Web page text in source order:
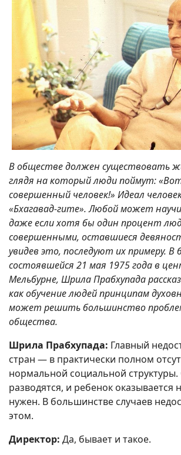
В обществе должен существовать
глядя на который люди поймут:
совершенный человек!» Идеал
«Бхагавад-гите». Любой может
даже если хотя бы один процент
совершенными, оставшиеся
увидев это, последуют их примеру. В
состоявшейся 21 мая 1975 года в
Мельбурне, Шрила Прабхупада
как обучение людей принципам
может решить большинство
общества.
Шрила Прабхупада: Главный
стран — в практически полном
нормальной социальной
разводятся, и ребенок оказывается
нужен. В большинстве случаев
этом.
Директор: Да, бывает и такое.